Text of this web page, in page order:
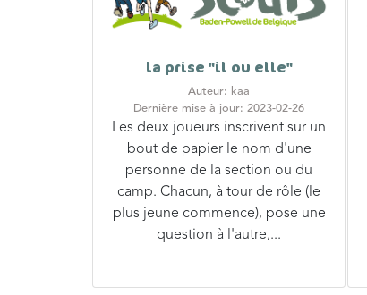
la prise "il ou elle"
Auteur: kaa
Dernière mise à jour: 2023-02-26
Les deux joueurs inscrivent sur un
bout de papier le nom d'une
personne de la section ou du
camp. Chacun, à tour de rôle (le
plus jeune commence), pose une
question à l'autre,...